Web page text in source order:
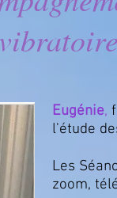
Eugénie,
l'étude
Les
zoom,